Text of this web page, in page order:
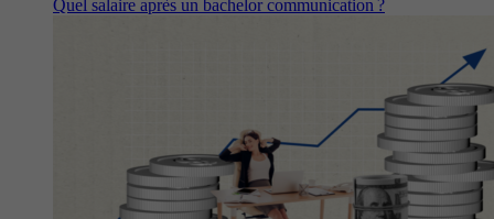
Quel salaire après un bachelor communication ?